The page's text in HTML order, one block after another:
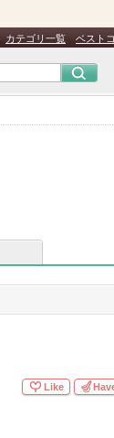
カテゴリ一覧 ベスト
Like